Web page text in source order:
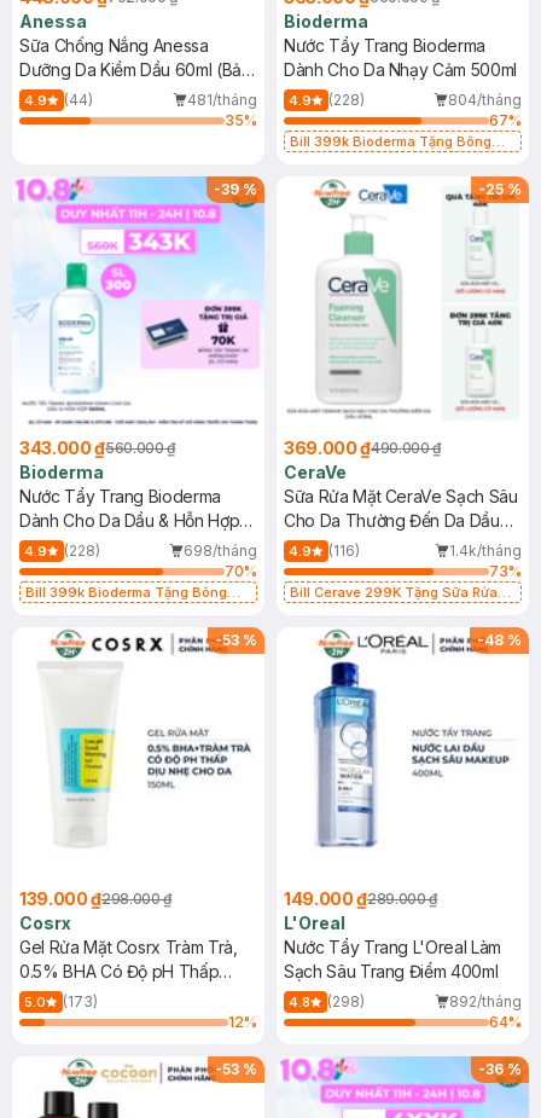
Anessa
Sữa Chống Nắng Anessa
Dưỡng Da Kiềm Dầu 60ml (Bản
Mới)
4.9 (44)
481/tháng
35%
Bioderma
Nước Tẩy Trang Bioderma
Dành Cho Da Nhạy Cảm 500ml
4.9 (228)
804/tháng
67%
Bill 399k Bioderma Tặng Bông
-39%
343.000 ₫560.000 ₫
Bioderma
Nước Tẩy Trang Bioderma
Dành Cho Da Dầu & Hỗn Hợp
500ml
4.9 (228)
698/tháng
70%
Bill 399k Bioderma Tặng Bông
-25 %
369.000 ₫490.000 ₫
CeraVe
Sữa Rửa Mặt CeraVe Sạch Sâu
Cho Da Thường Đến Da Dầu
473ml
4.9 (116)
1.4k/tháng
73%
Bill Cerave 299K Tặng Sữa Rửa
-53 %
139.000 ₫298.000 ₫
Cosrx
Gel Rửa Mặt Cosrx Tràm Trà,
0.5% BHA Có Độ pH Thấp
150ml
5.0
(173)
12%
-48 %
149.000 ₫289.000 ₫
L'Oreal
Nước Tẩy Trang L'Oreal Làm
Sạch Sâu Trang Điểm 400ml
4.8 (298)
892/tháng
64%
-53 % -36%